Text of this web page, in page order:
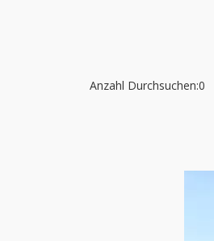
Anzahl Durchsuchen:0